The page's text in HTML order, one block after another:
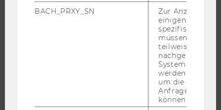
WU FOUNDATION
BACH_PRXY_SN
Zur Anzeige von
einigen WU-
spezifischen
müssen
teilweise von
nachgelagerten
System
werden.
um die Antwort
Anfrage
können.